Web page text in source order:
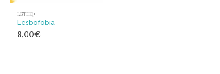
LGTBIQ+
Lesbofobia
8,00€